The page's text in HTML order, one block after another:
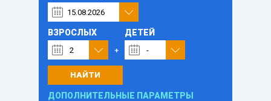
ВЗРОСЛЫХ ДЕТЕЙ
НАЙТИ
ДОПОЛНИТЕЛЬНЫЕ ПАРАМЕТРЫ